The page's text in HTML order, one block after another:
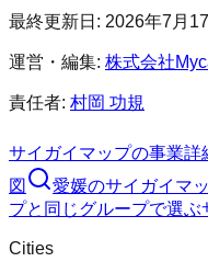
最終更新日: 2026年7月
運営・編集: 株式会社
責任者: 村岡 功規
サイガイマップの事業詳
図
愛媛のサイガイマ
プと同じグループで選ぶ
Cities